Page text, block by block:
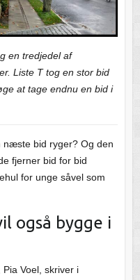
en tredjedel af
Liste T tog en stor bid
at tage endnu en bid i
næste bid ryger? Og den
fjerner bid for bid
for unge såvel som
også bygge i
Voel, skriver i